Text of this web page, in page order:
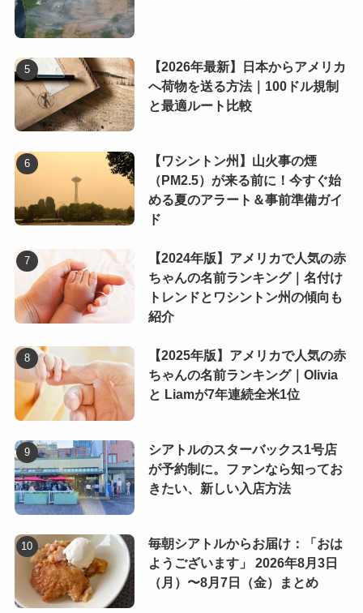
【2026年最新】日本からアメリカ
へ荷物を送る方法｜100ドル規制
と最適ルート比較
【ワシントン州】山火事の煙
（PM2.5）が来る前に！今すぐ始
める夏のアラート＆事前準備ガイ
ド
【2024年版】アメリカで人気の赤
ちゃんの名前ランキング｜名付け
トレンドとワシントン州の傾向も
紹介
【2025年版】アメリカで人気の赤
ちゃんの名前ランキング｜Olivia
と Liamが7年連続全米1位
シアトルのスターバックス1号店
が予約制に。ファンなら知ってお
きたい、新しい入店方法
毎朝シアトルからお届け：「おは
ようございます」 2026年8月3日
（月）〜8月7日（金）まとめ